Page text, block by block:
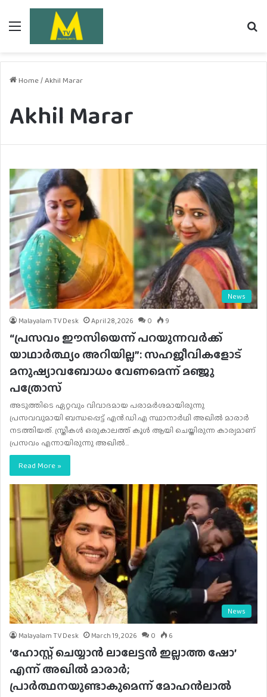
Home/Akhil Marar
Akhil Marar
News
Malayalam TV Desk April 28, 2026 0 9
“പ്രസവം ഈസിയെന്ന് പറയുന്നവർക്ക്
യാഥാർത്ഥ്യം അറിയില്ല”: സഹജീവികളോട്
മനുഷ്യാവബോധം വേണമെന്ന് മഞ്ജു
പത്രോസ്
അടുത്തിടെ ഏറ്റവും വിവാദമായ പരാമർശമായിരുന്നു
പ്രസവവുമായി ബന്ധപ്പെട്ട് എൻ.ഡി.എ സ്ഥാനാർഥി അഖിൽ മാരാർ
നടത്തിയത്. സ്ത്രീകൾ ഒരുകാലത്ത് കൂൾ ആയി ചെയ്തിരുന്ന കാര്യമാണ്
പ്രസവം എന്നായിരുന്നു അഖിൽ…
Read More »
News
Malayalam TV Desk March 19, 2026 0 6
‘ഹോസ്റ്റ് ചെയ്യാന്‍ ലാലേട്ടന്‍ ഇല്ലാത്ത ഷോ’
എന്ന് അഖിൽ മാരാർ;
പ്രാർത്ഥനയുണ്ടാകുമെന്ന് മോഹൻലാൽ